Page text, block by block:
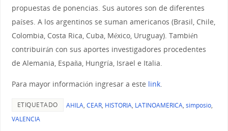
propuestas de ponencias. Sus autores son de diferentes
países. A los argentinos se suman americanos (Brasil, Chile,
Colombia, Costa Rica, Cuba, México, Uruguay). También
contribuirán con sus aportes investigadores procedentes
de Alemania, España, Hungría, Israel e Italia.
Para mayor información ingresar a este link.
ETIQUETADO AHILA, CEAR, HISTORIA, LATINOAMERICA, simposio,
VALENCIA